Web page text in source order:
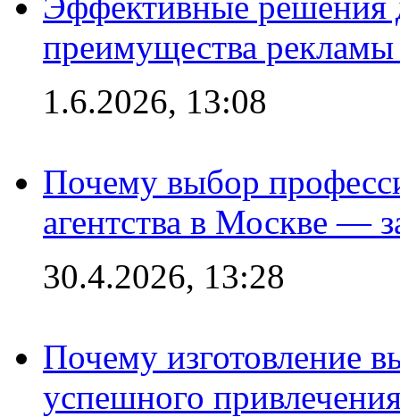
преимущества рекламы
1.6.2026, 13:08
Почему выбор
агентства в Москве —
30.4.2026, 13:28
Почему изготовление
успешного